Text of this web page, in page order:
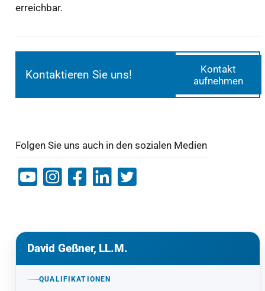
erreichbar.
Kontaktieren Sie uns!
Kontakt
aufnehmen
Folgen Sie uns auch in den sozialen Medien
David Geßner, LL.M.
QUALIFIKATIONEN